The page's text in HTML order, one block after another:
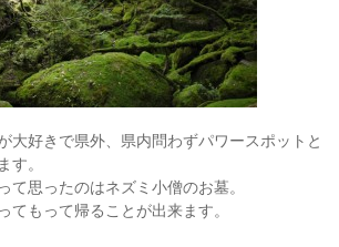
大好きで県外、県内問わずパワースポットと
す。
て思ったのはネズミ小僧のお墓。
てもって帰ることが出来ます。